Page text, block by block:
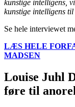
kunstige intelligens,
kunstige intelligens
Se hele interviewet
LÆS HELE
MADSEN
Louise Juhl
føre til